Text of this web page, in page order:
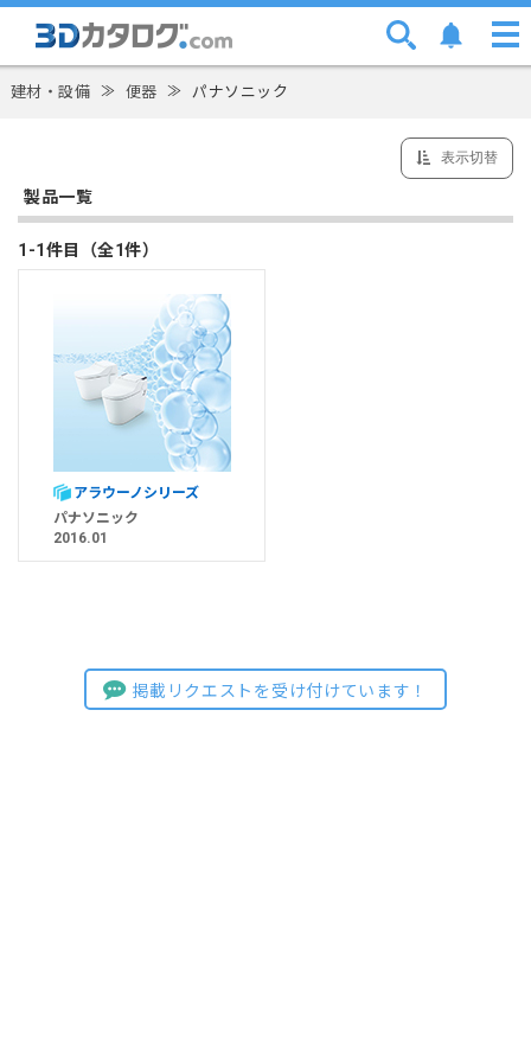
建材・設備 ≫ 便器 ≫ パナソニック
表示切替
製品一覧
1-1件目（全1件）
アラウーノシリーズ
パナソニック
2016.01
掲載リクエストを受け付けています！